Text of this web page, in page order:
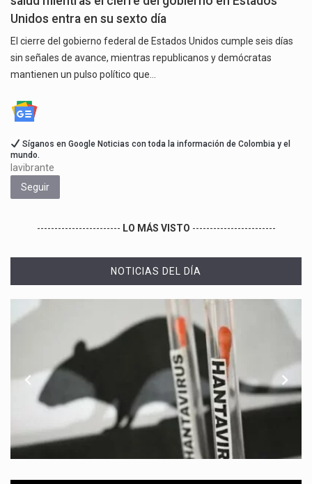
Unidos entra en su sexto día
El cierre del gobierno federal de Estados Unidos cumple seis días
sin señales de avance, mientras republicanos y demócratas
mantienen un pulso político que…
Síganos en Google Noticias con toda la información de Colombia y el
mundo.
lavibrante
Seguir
------------------------ LO MÁS VISTO ------------------------
NOTICIAS DEL DÍA